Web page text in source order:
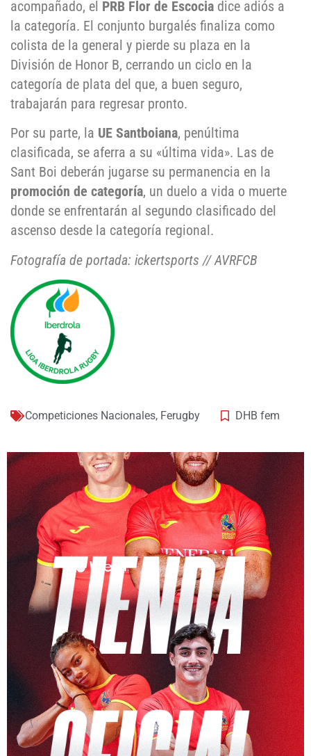
acompañado, el PRB Flor de Escocia dice adiós a
la categoría. El conjunto burgalés finaliza como
colista de la general y pierde su plaza en la
División de Honor B, cerrando un ciclo en la
categoría de plata del que, a buen seguro,
trabajarán para regresar pronto.
Por su parte, la UE Santboiana, penúltima
clasificada, se aferra a su «última vida». Las de
Sant Boi deberán jugarse su permanencia en la
promoción de categoría, un duelo a vida o muerte
donde se enfrentarán al segundo clasificado del
ascenso desde la categoría regional.
Fotografía de portada: ickertsports // AVRFCB
Competiciones Nacionales, Ferugby DHB fem